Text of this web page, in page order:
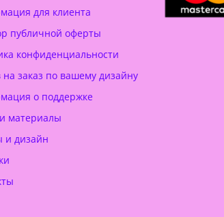
для клиента
публичной оферты
конфиденциальности
заказ по вашему дизайну
о поддержке
материалы
и дизайн